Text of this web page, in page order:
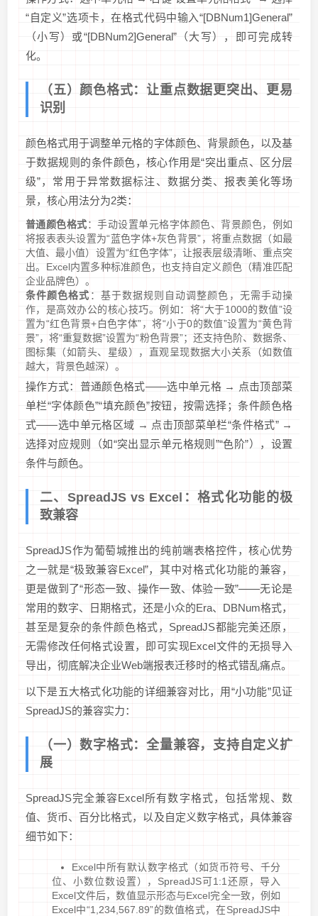
“自定义”选项卡，在格式代码中输入“[DBNum1]General”
（小写）或“[DBNum2]General”（大写），即可完成转
化。
（五）颜色格式：让重点数据更突出、更易
识别
颜色格式用于调整单元格的字体颜色、背景颜色，以及基
于数据规则的条件颜色，核心作用是“突出重点、区分层
级”，常用于异常数据标注、数据分类、报表美化等场
景，核心用法分为2类：
普通颜色格式：手动设置单元格字体颜色、背景颜色，例如
将报表表头设置为“蓝色字体+灰色背景”，将重点数据（如最
大值、最小值）设置为“红色字体”，让报表层级清晰、重点突
出。Excel内置多种标准颜色，也支持自定义颜色（精准匹配
企业品牌色）。
条件颜色格式 ：基于数据规则自动调整颜色，无需手动操
作，是高效办公的核心技巧。例如：将“大于1000的数值”设
置为“红色背景+白色字体”，将“小于0的数值”设置为“黄色背
景”，将“重复数据”设置为“粉色背景”；还支持色阶、数据条、
图标集（如箭头、星级），直观呈现数据大小关系（如数值
越大，背景色越深）。
操作方式：普通颜色格式——选中单元格 → 点击顶部菜
单栏“字体颜色”“填充颜色”按钮，按需选择；条件颜色格
式——选中单元格区域 → 点击顶部菜单栏“条件格式” →
选择对应规则（如“突出显示单元格规则”“色阶”），设置
条件与颜色。
二、SpreadJS vs Excel：格式化功能的极
致兼容
SpreadJS作为葡萄城推出的纯前端表格控件，核心优势
之一就是“极致兼容Excel”，其中对格式化功能的兼容，
更是做到了“形态一致、操作一致、体验一致”——无论是
常用的数字、日期格式，还是小众的Era、DBNum格式，
甚至是复杂的条件颜色格式，SpreadJS都能完美还原，
无需修改任何格式设置，即可实现Excel文件的无损导入
导出，彻底解决企业Web端报表迁移时的格式错乱痛点。
以下是五大格式化功能的详细兼容对比，用“小功能”见证
SpreadJS的兼容实力：
（一）数字格式：全量兼容，支持自定义扩
展
SpreadJS完全兼容Excel所有数字格式，包括常规、数
值、货币、百分比格式，以及自定义数字格式，具体兼容
细节如下：
Excel中所有默认数字格式（如货币符号、千分
位、小数位数设置），SpreadJS可1:1还原，导入
Excel文件后，数值显示形态与Excel完全一致，例如
Excel中“1,234,567.89”的数值格式，在SpreadJS中